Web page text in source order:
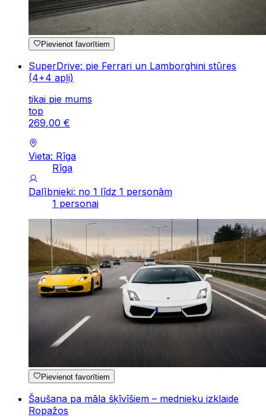
Pievienot favorītiem
SuperDrive: pie Ferrari un Lamborghini stūres
(4+4 apļi)
tikai pie mums
top
269,00 €
Vieta: Rīga
Rīga
Dalībnieki: no 1 līdz 1 personām
1 personai
Pievienot favorītiem
Šaušana pa māla šķīvīšiem – mednieku izklaide
Ropažos